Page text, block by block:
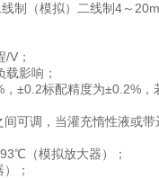
制（模拟）二线制4～
V；
影响；
±0.2标配精度为±0.2%，
可调，当灌充惰性液或带
（模拟放大器）；
；